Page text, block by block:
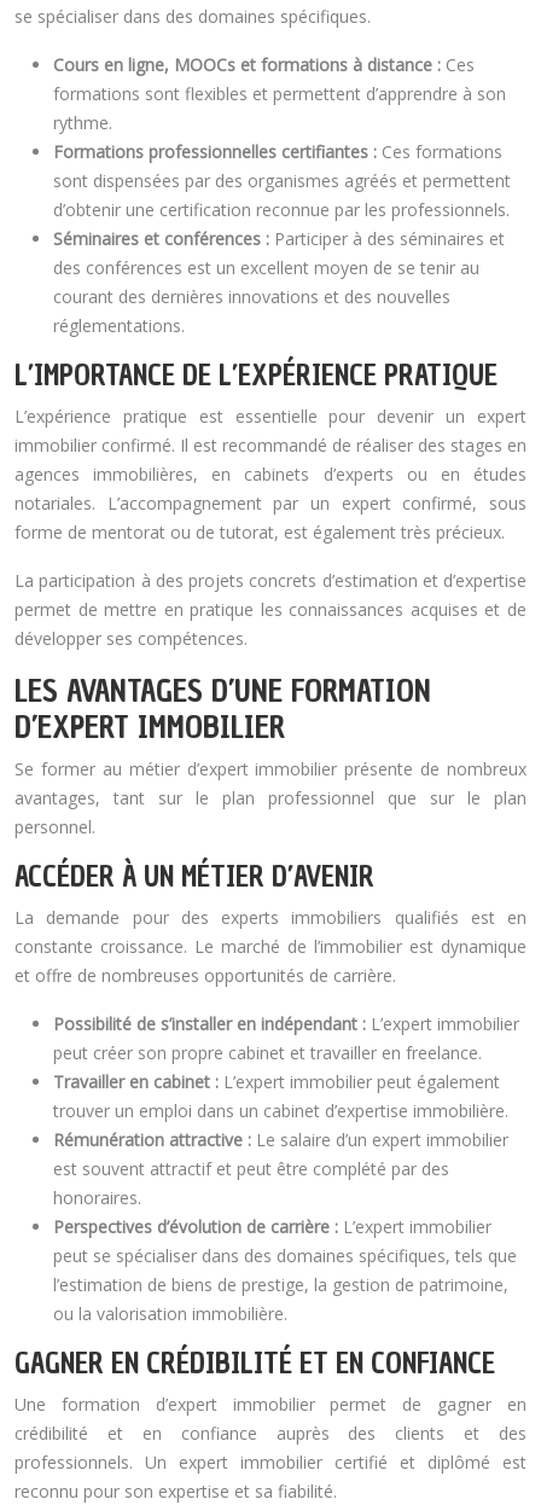
se spécialiser dans des domaines spécifiques.
Cours en ligne, MOOCs et formations à distance : Ces
formations sont flexibles et permettent d’apprendre à son
rythme.
Formations professionnelles certifiantes : Ces formations
sont dispensées par des organismes agréés et permettent
d’obtenir une certification reconnue par les professionnels.
Séminaires et conférences : Participer à des séminaires et
des conférences est un excellent moyen de se tenir au
courant des dernières innovations et des nouvelles
réglementations.
L’IMPORTANCE DE L’EXPÉRIENCE PRATIQUE
L’expérience pratique est essentielle pour devenir un expert
immobilier confirmé. Il est recommandé de réaliser des stages en
agences immobilières, en cabinets d’experts ou en études
notariales. L’accompagnement par un expert confirmé, sous
forme de mentorat ou de tutorat, est également très précieux.
La participation à des projets concrets d’estimation et d’expertise
permet de mettre en pratique les connaissances acquises et de
développer ses compétences.
LES AVANTAGES D’UNE FORMATION
D’EXPERT IMMOBILIER
Se former au métier d’expert immobilier présente de nombreux
avantages, tant sur le plan professionnel que sur le plan
personnel.
ACCÉDER À UN MÉTIER D’AVENIR
La demande pour des experts immobiliers qualifiés est en
constante croissance. Le marché de l’immobilier est dynamique
et offre de nombreuses opportunités de carrière.
Possibilité de s’installer en indépendant : L’expert immobilier
peut créer son propre cabinet et travailler en freelance.
Travailler en cabinet : L’expert immobilier peut également
trouver un emploi dans un cabinet d’expertise immobilière.
Rémunération attractive : Le salaire d’un expert immobilier
est souvent attractif et peut être complété par des
honoraires.
Perspectives d’évolution de carrière : L’expert immobilier
peut se spécialiser dans des domaines spécifiques, tels que
l’estimation de biens de prestige, la gestion de patrimoine,
ou la valorisation immobilière.
GAGNER EN CRÉDIBILITÉ ET EN CONFIANCE
Une formation d’expert immobilier permet de gagner en
crédibilité et en confiance auprès des clients et des
professionnels. Un expert immobilier certifié et diplômé est
reconnu pour son expertise et sa fiabilité.